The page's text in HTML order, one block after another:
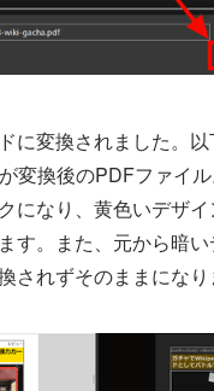
に変換されました。
変換後のPDFファイ
になり、黄色いデザ
す。また、元から暗
されずそのままになり